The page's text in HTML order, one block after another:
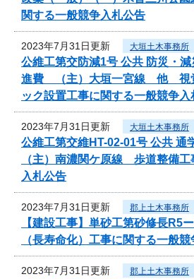
関する一般競争入札公告
2023年7月31日更新 大垣土木事務所
公維工第交防減1号 公共 防災・
進費 （主）大垣一宮線 他 視
ック設置工事に関する一般競争入
2023年7月31日更新 大垣土木事務所
公維工第交維HT-02-01号 公共 通
（主）南濃関ケ原線 歩道整備工
入札公告
2023年7月31日更新 郡上土木事務所
【建設工事】単砂工第砂修長
（長寿命化）工事に関する一般
2023年7月31日更新 郡上土木事務所